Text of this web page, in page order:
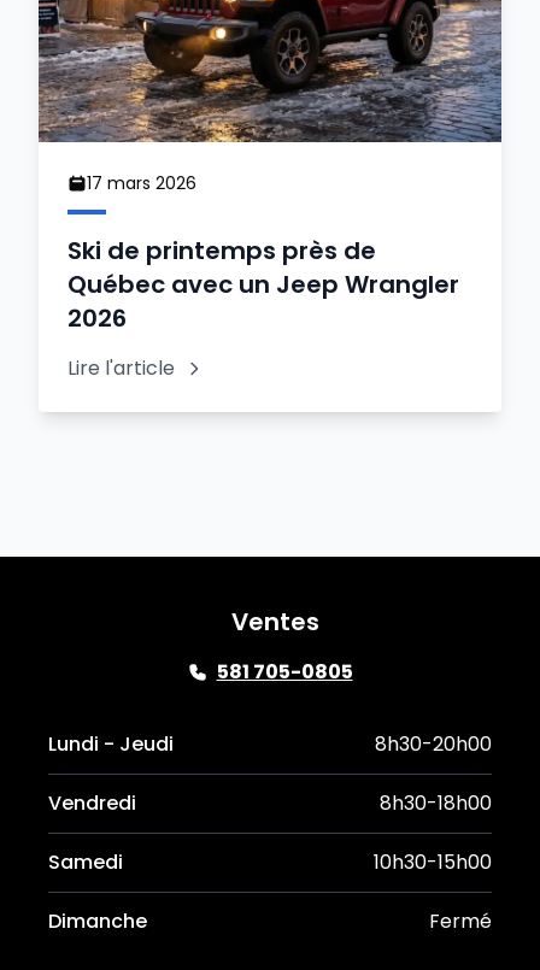
17 mars 2026
Ski de printemps près de
Québec avec un Jeep Wrangler
2026
Lire l'article
Ventes
581 705-0805
Lundi - Jeudi 8h30-20h00
Vendredi 8h30-18h00
Samedi 10h30-15h00
Dimanche Fermé